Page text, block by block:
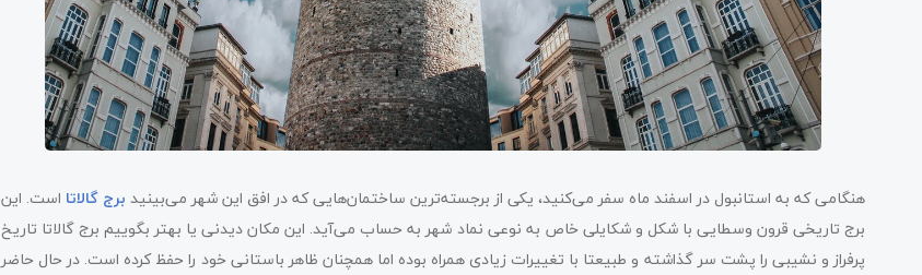
هنگامی که به استانبول در اسفند ماه سفر می‌کنید، یکی از برجسته‌ترین ساختمان‌هایی که در افق این شهر می‌بینید برج گالاتا است. این
برج تاریخی قرون وسطایی با شکل و شکایلی خاص به نوعی نماد شهر به حساب می‌آید. این مکان دیدنی یا بهتر بگوییم برج گالاتا تاریخ
پرفراز و نشیبی را پشت سر گذاشته و طبیعتا با تغییرات زیادی همراه بوده اما همچنان ظاهر باستانی خود را حفظ کرده است. در حال حاضر